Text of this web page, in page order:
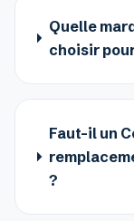
Quelle
choisir
Faut-il un
?